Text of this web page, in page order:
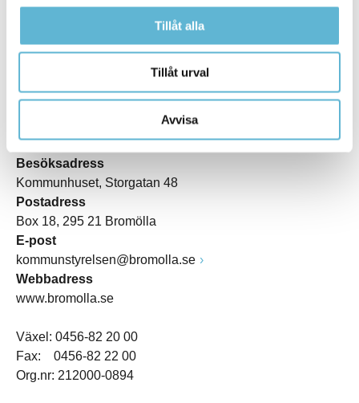
Tillåt alla
Tillåt urval
Avvisa
Besöksadress
Kommunhuset, Storgatan 48
Postadress
Box 18, 295 21 Bromölla
E-post
kommunstyrelsen@bromolla.se
Webbadress
www.bromolla.se
Växel: 0456-82 20 00
Fax: 0456-82 22 00
Org.nr: 212000-0894